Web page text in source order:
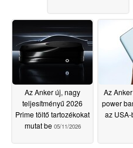
Az Anker új, nagy
teljesítményű 2026
Prime töltő tartozékokat
mutat be 05/11/2026
Az
power
az USA-